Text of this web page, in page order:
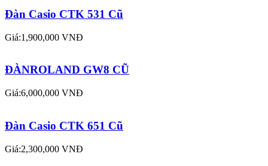
Đàn Casio CTK 531 Cũ
Giá:1,900,000 VNĐ
ĐÀNROLAND GW8 CŨ
Giá:6,000,000 VNĐ
Đàn Casio CTK 651 Cũ
Giá:2,300,000 VNĐ